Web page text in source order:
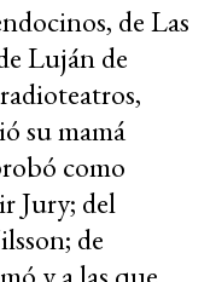
de Las
Luján de
su mamá
como
Jury; del
de